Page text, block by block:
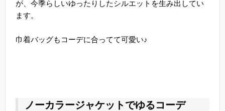
が、今季らしいゆったりしたシルエットを生み出してい
ます。
巾着バッグもコーデに合ってて可愛い♪
ノーカラージャケットでゆるコーデ